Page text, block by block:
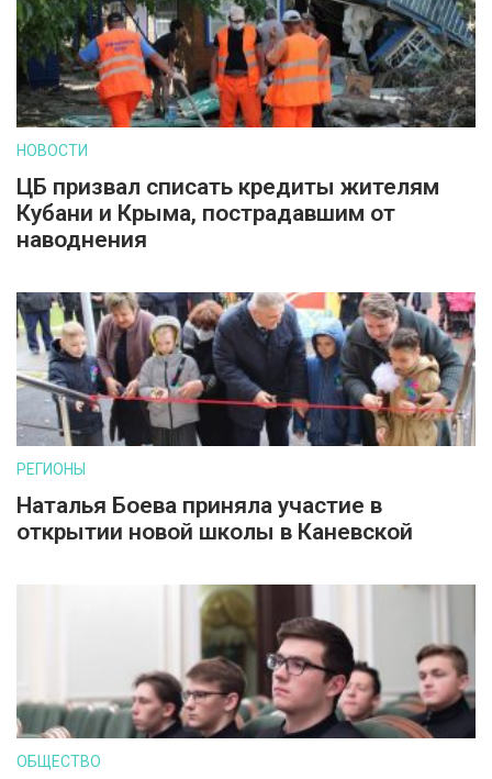
НОВОСТИ
ЦБ призвал списать кредиты жителям
Кубани и Крыма, пострадавшим от
наводнения
РЕГИОНЫ
Наталья Боева приняла участие в
открытии новой школы в Каневской
ОБЩЕСТВО